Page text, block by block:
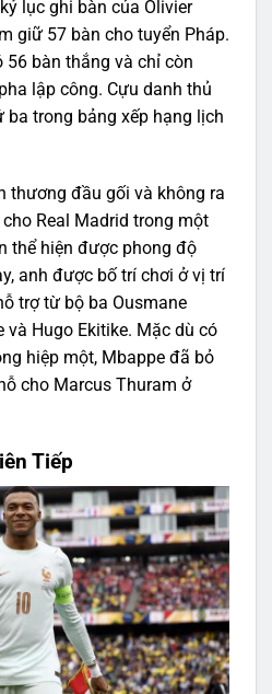
lục ghi bàn của Olivier
giữ 57 bàn cho tuyển Pháp.
56 bàn thắng và chỉ còn
lập công. Cựu danh thủ
ba trong bảng xếp hạng lịch
thương đầu gối và không ra
Real Madrid trong một
thể hiện được phong độ
anh được bố trí chơi ở vị trí
trợ từ bộ ba Ousmane
và Hugo Ekitike. Mặc dù có
hiệp một, Mbappe đã bỏ
cho Marcus Thuram ở
Tiếp